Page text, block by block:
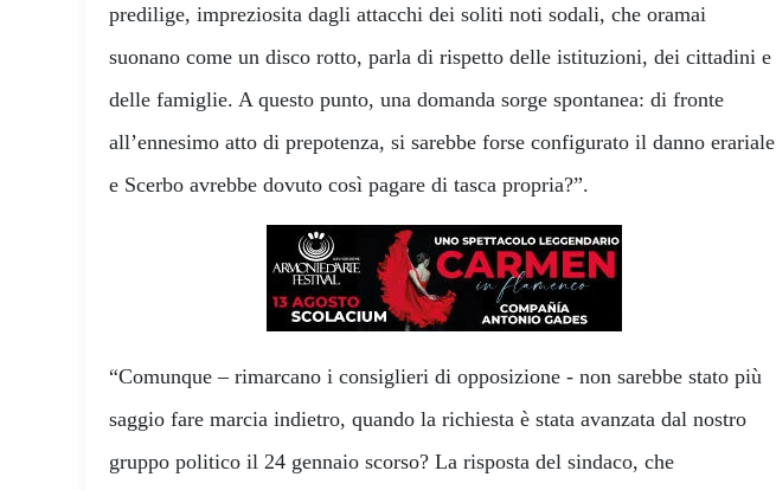
predilige, impreziosita dagli attacchi dei soliti noti sodali, che oramai
suonano come un disco rotto, parla di rispetto delle istituzioni, dei cittadini e
delle famiglie. A questo punto, una domanda sorge spontanea: di fronte
all’ennesimo atto di prepotenza, si sarebbe forse configurato il danno erariale
e Scerbo avrebbe dovuto così pagare di tasca propria?”.
“Comunque – rimarcano i consiglieri di opposizione - non sarebbe stato più
saggio fare marcia indietro, quando la richiesta è stata avanzata dal nostro
gruppo politico il 24 gennaio scorso? La risposta del sindaco, che